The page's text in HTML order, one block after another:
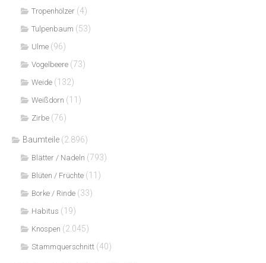
Tropenhölzer (4)
Tulpenbaum (53)
Ulme (96)
Vogelbeere (73)
Weide (132)
Weißdorn (11)
Zirbe (76)
Baumteile (2.896)
Blätter / Nadeln (793)
Blüten / Früchte (11)
Borke / Rinde (33)
Habitus (19)
Knospen (2.045)
Stammquerschnitt (40)